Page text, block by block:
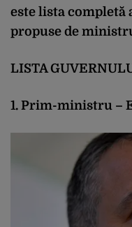
este lista
propuse de
LISTA
1. Prim-ministru –